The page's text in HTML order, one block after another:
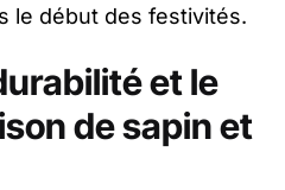
le début des festivités.
et le
de sapin et